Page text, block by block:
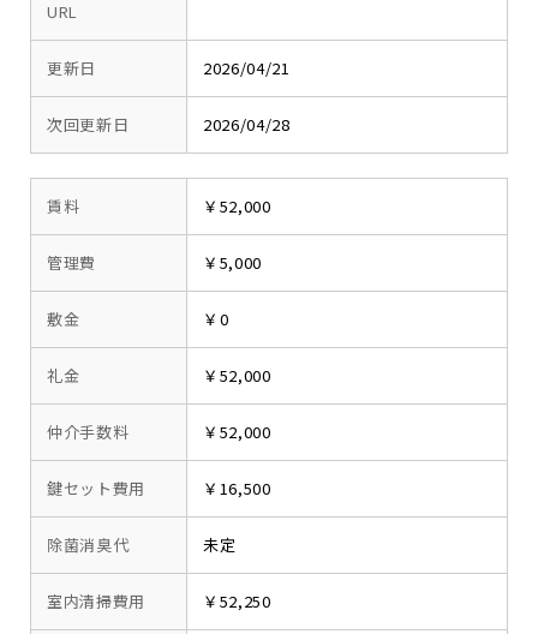
URL
更新日 2026/04/21
次回更新日 2026/04/28
賃料 ￥52,000
管理費 ￥5,000
敷金 ￥0
礼金 ￥52,000
仲介手数料 ￥52,000
鍵セット費用 ￥16,500
除菌消臭代 未定
室内清掃費用 ￥52,250